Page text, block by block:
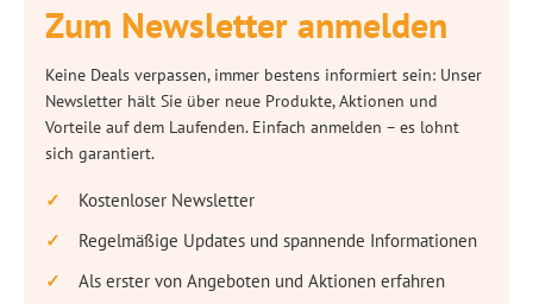
Zum Newsletter anmelden
Keine Deals verpassen, immer bestens informiert sein: Unser
Newsletter hält Sie über neue Produkte, Aktionen und
Vorteile auf dem Laufenden. Einfach anmelden – es lohnt
sich garantiert.
Kostenloser Newsletter
Regelmäßige Updates und spannende Informationen
Als erster von Angeboten und Aktionen erfahren